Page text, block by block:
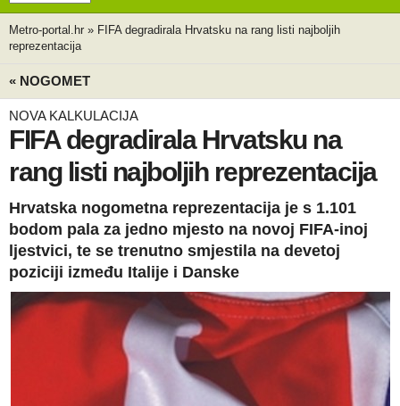
Metro-portal.hr » FIFA degradirala Hrvatsku na rang listi najboljih
reprezentacija
« NOGOMET
NOVA KALKULACIJA
FIFA degradirala Hrvatsku na
rang listi najboljih reprezentacija
Hrvatska nogometna reprezentacija je s 1.101
bodom pala za jedno mjesto na novoj FIFA-inoj
ljestvici, te se trenutno smjestila na devetoj
poziciji između Italije i Danske